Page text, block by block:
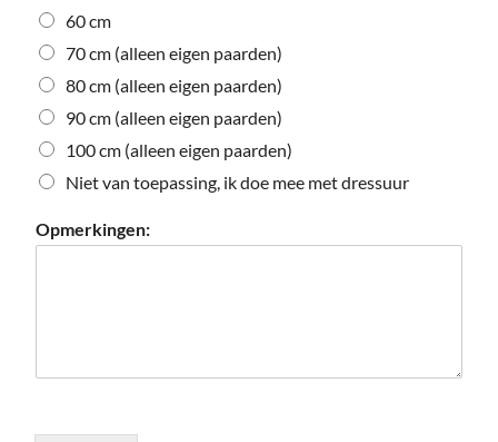
60 cm
70 cm (alleen eigen paarden)
80 cm (alleen eigen paarden)
90 cm (alleen eigen paarden)
100 cm (alleen eigen paarden)
Niet van toepassing, ik doe mee met dressuur
Opmerkingen: